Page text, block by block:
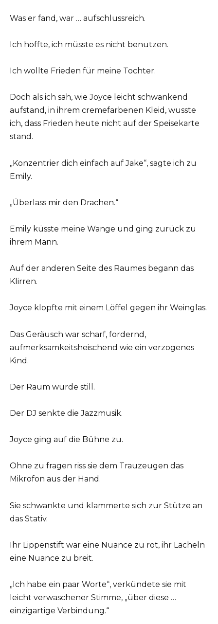
Was er fand, war … aufschlussreich.
Ich hoffte, ich müsste es nicht benutzen.
Ich wollte Frieden für meine Tochter.
Doch als ich sah, wie Joyce leicht schwankend
aufstand, in ihrem cremefarbenen Kleid, wusste
ich, dass Frieden heute nicht auf der Speisekarte
stand.
„Konzentrier dich einfach auf Jake“, sagte ich zu
Emily.
„Überlass mir den Drachen.“
Emily küsste meine Wange und ging zurück zu
ihrem Mann.
Auf der anderen Seite des Raumes begann das
Klirren.
Joyce klopfte mit einem Löffel gegen ihr Weinglas.
Das Geräusch war scharf, fordernd,
aufmerksamkeitsheischend wie ein verzogenes
Kind.
Der Raum wurde still.
Der DJ senkte die Jazzmusik.
Joyce ging auf die Bühne zu.
Ohne zu fragen riss sie dem Trauzeugen das
Mikrofon aus der Hand.
Sie schwankte und klammerte sich zur Stütze an
das Stativ.
Ihr Lippenstift war eine Nuance zu rot, ihr Lächeln
eine Nuance zu breit.
„Ich habe ein paar Worte“, verkündete sie mit
leicht verwaschener Stimme, „über diese …
einzigartige Verbindung.“